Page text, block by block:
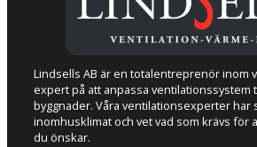
Lindsells AB är en totalentreprenör inom
expert på att anpassa ventilationssystem
byggnader. Våra ventilationsexperter har
inomhusklimat och vet vad som krävs för
du önskar.